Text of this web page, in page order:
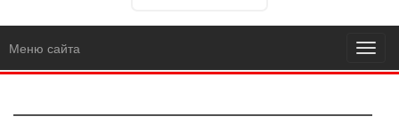
Меню сайта